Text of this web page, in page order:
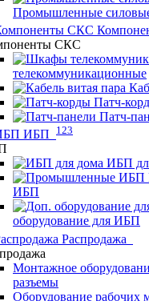
Промышленные
СКС
телекоммуникационные
Патч-
Патч-
ИБП
123
ИБП
ИБП
оборудование для ИБП
Распродажа
Монтажное
разъемы
Оборудование рабочих